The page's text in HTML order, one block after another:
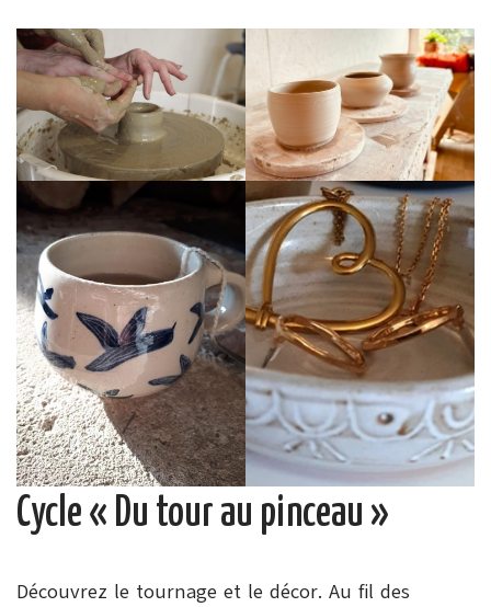
Cycle « Du tour au pinceau »
Découvrez le tournage et le décor. Au fil des